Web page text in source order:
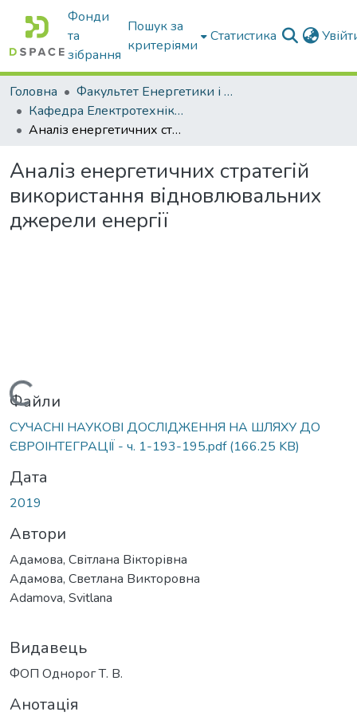
Фонди
та
зібрання
Пошук за
критеріями
Статистика
Головна
Факультет Енергетики і комп'ютерних технологій
Кафедра Електротехніки і електромеханіки ім. проф. В.В. Овчарова
Аналіз енергетичних стратегій використання відновлювальних джерели енергії
Аналіз енергетичних стратегій
використання відновлювальних
джерели енергії
Вантажиться...
Файли
СУЧАСНІ НАУКОВІ ДОСЛІДЖЕННЯ НА ШЛЯХУ ДО
ЄВРОІНТЕГРАЦІЇ - ч. 1-193-195.pdf(166.25 KB)
Дата
2019
Автори
Адамова, Світлана Вікторівна
Адамова, Светлана Викторовна
Adamova, Svitlana
Видавець
ФОП Однорог Т. В.
Анотація